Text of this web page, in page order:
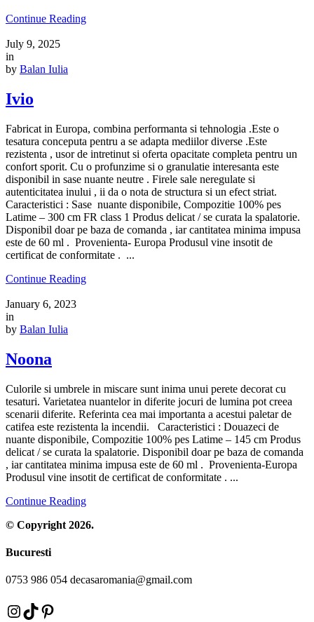
Continue Reading
July 9, 2025
in
by Balan Iulia
Ivio
Fabricat in Europa, combina performanta si tehnologia .Este o
tesatura conceputa pentru a se adapta mediilor diverse .Este
rezistenta , usor de intretinut si oferta opacitate completa pentru un
confort sporit. Cu o profunzime si o granulatie interesanta este
disponibil in sase nuante neutre . Firele sale neregulate si
autenticitatea inului , ii da o nota de structura si un efect striat.
Caracteristici : Sase nuante disponibile, Compozitie 100% pes
Latime – 300 cm FR class 1 Produs delicat / se curata la spalatorie.
Disponibil doar pe baza de comanda , iar cantitatea minima impusa
este de 60 ml . Provenienta- Europa Produsul vine insotit de
certificat de conformitate . ...
Continue Reading
January 6, 2023
in
by Balan Iulia
Noona
Culorile si umbrele in miscare sunt inima unui perete decorat cu
tesaturi. Varietatea nuantelor in diferite jocuri de lumina pot creea
scenarii diferite. Referinta cea mai importanta a acestui paletar de
catifea este rezistenta la incendii. Caracteristici : Douazeci de
nuante disponibile, Compozitie 100% pes Latime – 145 cm Produs
delicat / se curata la spalatorie. Disponibil doar pe baza de comanda
, iar cantitatea minima impusa este de 60 ml . Provenienta-Europa
Produsul vine insotit de certificat de conformitate . ...
Continue Reading
© Copyright 2026.
Bucuresti
0753 986 054 decasaromania@gmail.com
Instagram
TikTokPinterest